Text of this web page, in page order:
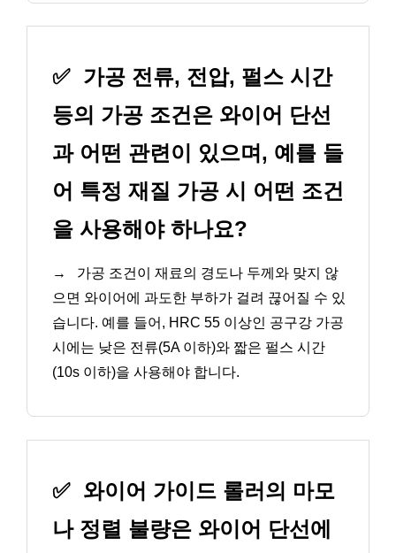
✅ 가공 전류, 전압, 펄스 시간
등의 가공 조건은 와이어 단선
과 어떤 관련이 있으며, 예를 들
어 특정 재질 가공 시 어떤 조건
을 사용해야 하나요?
→
가공 조건이 재료의 경도나 두께와 맞지 않
으면 와이어에 과도한 부하가 걸려 끊어질 수 있
습니다. 예를 들어, HRC 55 이상인 공구강 가공
시에는 낮은 전류(5A 이하)와 짧은 펄스 시간
(10s 이하)을 사용해야 합니다.
✅ 와이어 가이드 롤러의 마모
나 정렬 불량은 와이어 단선에